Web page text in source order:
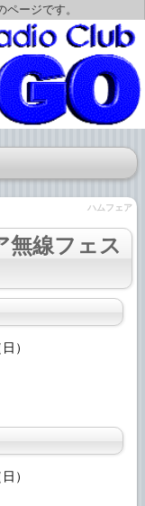
ージです。
ハムフェア
無線フェス
）
）